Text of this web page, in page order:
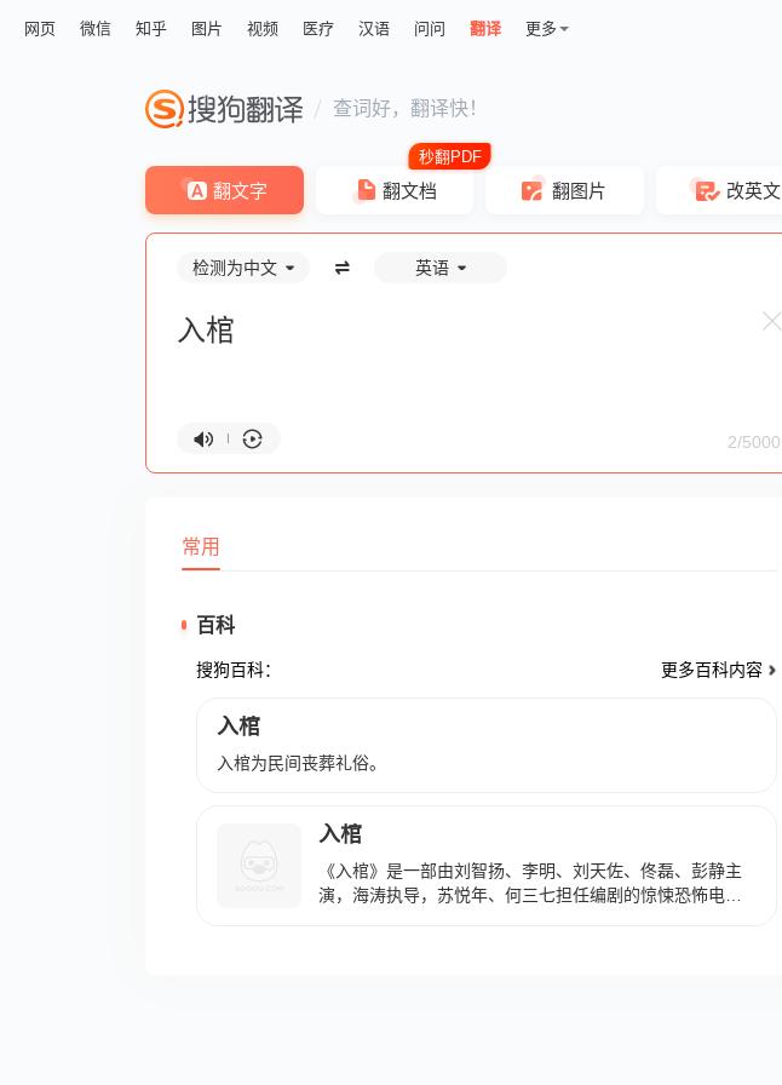
网页 微信 知乎 图片 视频 医疗 汉语 问问 翻译 更多
查词好，翻译快！
翻文字 翻文档 翻图片 改英文
检测为中文 英语
2/5000
常用
百科
搜狗百科： 更多百科内容
入棺
入棺为民间丧葬礼俗。
入棺
《入棺》是一部由刘智扬、李明、刘天佐、佟磊、彭静主
演，海涛执导，苏悦年、何三七担任编剧的惊悚恐怖电